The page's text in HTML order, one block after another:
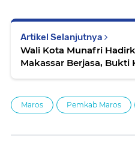
Artikel Selanjutnya
Wali Kota Munafri
Makassar Berjasa,
Maros Pemkab Maros